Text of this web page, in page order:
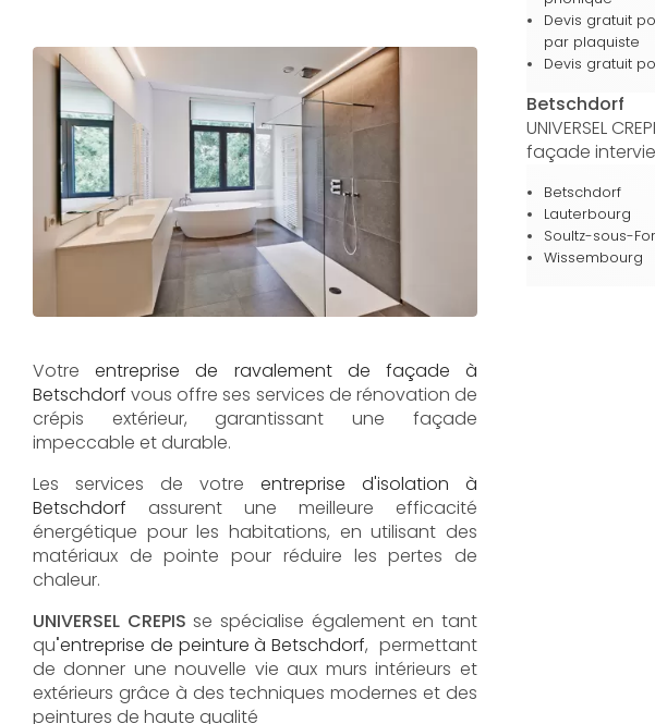
Votreentreprise de ravalement de façade à
Betschdorf vous offre ses services de rénovation de
crépis extérieur, garantissant une façade
impeccable et durable.
Les services de votre entreprise d'isolation à
Betschdorf assurent une meilleure efficacité
énergétique pour les habitations, en utilisant des
matériaux de pointe pour réduire les pertes de
chaleur.
UNIVERSEL CREPIS se spécialise également en tant
qu'entreprise de peinture à Betschdorf, permettant
de donner une nouvelle vie aux murs intérieurs et
extérieurs grâce à des techniques modernes et des
peintures de haute qualité
Devis gratuit
par plaquiste
Devis gratuit
Betschdorf
UNIVERSEL
façade
Betschdorf
Lauterbourg
Soultz-sous-
Wissembourg